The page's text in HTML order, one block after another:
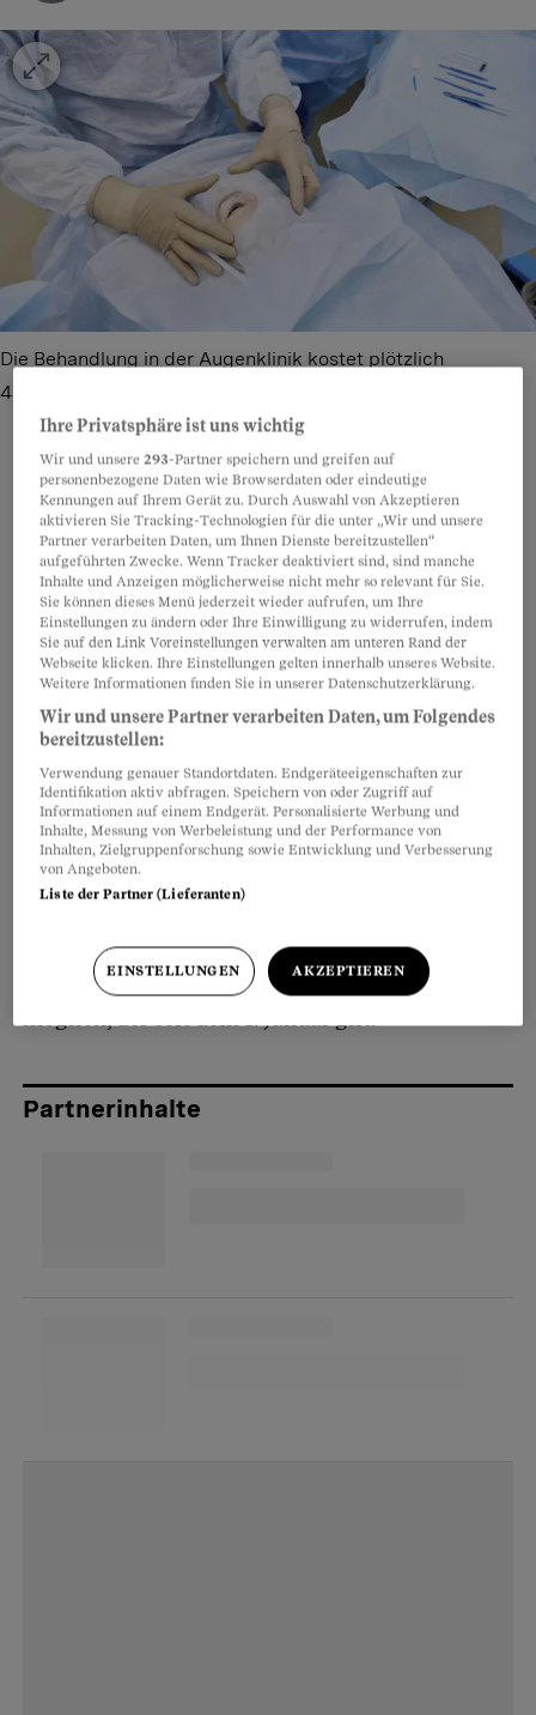
Die Behandlung in der Augenklinik kostet plötzlich
40 Prozent mehr.
Teilen Anhören Merken Kommentare
Artikel teilen
Eigentlich wollte der Bundesrat in diesem Jahr
Fachärzte etwas ärmer machen und
Hausärztinnen etwas reicher. Verdienstausfälle
seien «explizit erwünscht». Doch die
Tarifreform, die das bewirken soll, droht zu
scheitern (siehe auch:
kassieren Magen-Darm-Spezialisten mehr).
Das zeigt nun auch ein Beispiel aus der
Augenheilkunde. Bei einer Makuladegeneration
werden, wenn die Ärzteschaft es geschickt
anstellt. Das ist im neuen Arzttarif Tardoc
möglich, der seit dem 1. Januar gilt.
Partnerinhalte
Ihre Privatsphäre ist uns wichtig
Wir und unsere293-Partner speichern und greifen auf
personenbezogene Daten wie Browserdaten oder eindeutige
Kennungen auf Ihrem Gerät zu. Durch Auswahl von Akzeptieren
aktivieren Sie Tracking-Technologien für die unter „Wir und unsere
Partner verarbeiten Daten, um Ihnen Dienste bereitzustellen“
aufgeführten Zwecke. Wenn Tracker deaktiviert sind, sind manche
Inhalte und Anzeigen möglicherweise nicht mehr so relevant für Sie.
Sie können dieses Menü jederzeit wieder aufrufen, um Ihre
Einstellungen zu ändern oder Ihre Einwilligung zu widerrufen, indem
Sie auf den Link Voreinstellungen verwalten am unteren Rand der
Webseite klicken. Ihre Einstellungen gelten innerhalb unseres Website.
Weitere Informationen finden Sie in unserer Datenschutzerklärung.
Wir und unsere Partner verarbeiten Daten, um Folgendes
bereitzustellen:
Verwendung genauer Standortdaten. Endgeräteeigenschaften zur
Identifikation aktiv abfragen. Speichern von oder Zugriff auf
Informationen auf einem Endgerät. Personalisierte Werbung und
Inhalte, Messung von Werbeleistung und der Performance von
Inhalten, Zielgruppenforschung sowie Entwicklung und Verbesserung
von Angeboten.
Liste der Partner (Lieferanten)
EINSTELLUNGEN AKZEPTIEREN